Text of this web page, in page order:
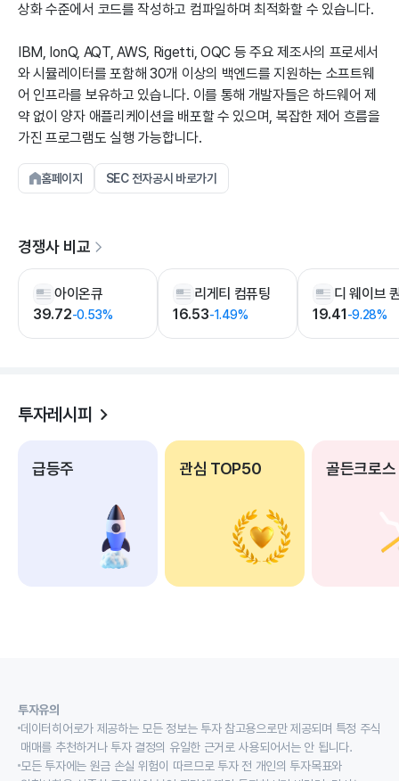
상화 수준에서 코드를 작성하고 컴파일하며 최적화할 수 있습니다.
IBM, IonQ, AQT, AWS, Rigetti, OQC 등 주요 제조사의 프로세서
와 시뮬레이터를 포함해 30개 이상의 백엔드를 지원하는 소프트웨
어 인프라를 보유하고 있습니다. 이를 통해 개발자들은 하드웨어 제
약 없이 양자 애플리케이션을 배포할 수 있으며, 복잡한 제어 흐름을
가진 프로그램도 실행 가능합니다.
홈페이지 SEC 전자공시 바로가기
경쟁사 비교
아이온큐
39.72-0.53%
리게티 컴퓨팅
16.53-1.49%
디 웨이브
19.41-9.28%
투자레시피
급등주 관심 TOP50 골든크로스
투자유의
데이터히어로가 제공하는 모든 정보는 투자 참고용으로만 제공되며 특정 주식
매매를 추천하거나 투자 결정의 유일한 근거로 사용되어서는 안 됩니다.
모든 투자에는 원금 손실 위험이 따르므로 투자 전 개인의 투자목표와